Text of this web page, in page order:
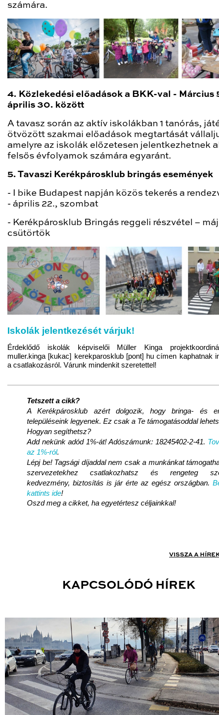
számára.
4. Közlekedési előadások a BKK-val - Március
április 30. között
A tavasz során az aktív iskolákban 1 tanórás,
ötvözött szakmai előadások megtartását
amelyre az iskolák előzetesen jelentkezhetnek
felsős évfolyamok számára egyaránt.
5. Tavaszi Kerékpárosklub bringás események
- I bike Budapest napján közös tekerés a
- április 22., szombat
- Kerékpárosklub Bringás reggeli részvétel –
csütörtök
Iskolák jelentkezését várjuk!
Érdeklődő iskolák képviselői Müller Kinga
muller.kinga [kukac] kerekparosklub [pont] hu címen kaphatnak
a csatlakozásról. Várunk mindenkit szeretettel!
Tetszett a cikk?
A Kerékpárosklub azért dolgozik, hogy bringa- és
településeink legyenek. Ez csak a Te támogatásoddal
Hogyan segíthetsz?
Add nekünk adód 1%-át! Adószámunk: 18245402-2-41.
az 1%-ról.
Lépj be! Tagsági díjaddal nem csak a munkánkat
szervezetekhez csatlakozhatsz és rengeteg
kedvezmény, biztosítás is jár érte az egész országban.
kattints ide!
Oszd meg a cikket, ha egyetértesz céljainkkal!
VISSZA A
KAPCSOLÓDÓ HÍREK